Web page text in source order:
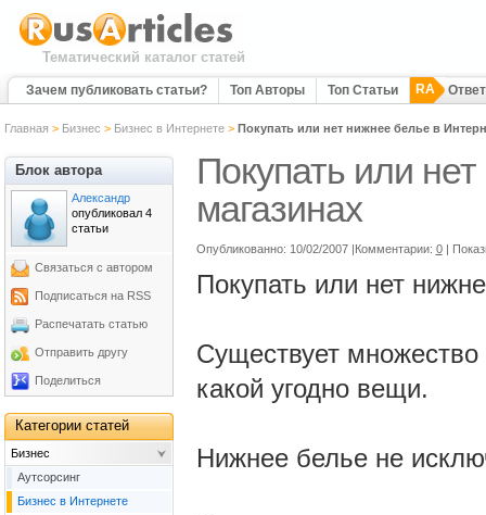
Тематический каталог статей
Зачем публиковать статьи? Топ Авторы Топ Статьи RA
Главная > Бизнес > Бизнес в Интернете> Покупать или нет нижнее белье в
Покупать или
магазинах
Опубликованно: 10/02/2007 |Комментарии: 0 |
Покупать или нет
Существует множество
какой угодно вещи.
Нижнее белье не
Блок автора
Александр
опубликовал 4
статьи
Связаться с автором
Подписаться на RSS
Распечатать статью
Отправить другу
Поделиться
Категории статей
Бизнес
Аутсорсинг
Бизнес в Интернете